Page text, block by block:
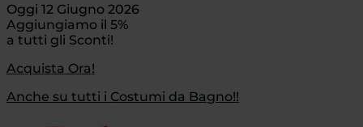
Oggi 12 Giugno 2026
Aggiungiamo il 5%
a tutti gli Sconti!
Acquista Ora!
Anche su tutti i Costumi da Bagno!!